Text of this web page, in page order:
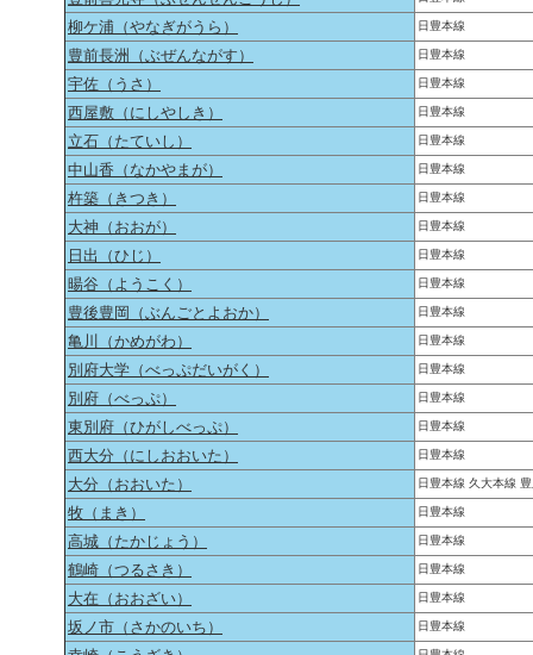
柳ケ浦（やなぎがうら） 日豊本線
豊前長洲（ぶぜんながす） 日豊本線
宇佐（うさ） 日豊本線
西屋敷（にしやしき） 日豊本線
立石（たていし） 日豊本線
中山香（なかやまが） 日豊本線
杵築（きつき） 日豊本線
大神（おおが） 日豊本線
日出（ひじ） 日豊本線
暘谷（ようこく） 日豊本線
豊後豊岡（ぶんごとよおか） 日豊本線
亀川（かめがわ） 日豊本線
別府大学（べっぷだいがく） 日豊本線
別府（べっぷ） 日豊本線
東別府（ひがしべっぷ） 日豊本線
西大分（にしおおいた） 日豊本線
大分（おおいた） 日豊本線 久大本線
牧（まき） 日豊本線
高城（たかじょう） 日豊本線
鶴崎（つるさき） 日豊本線
大在（おおざい） 日豊本線
坂ノ市（さかのいち） 日豊本線